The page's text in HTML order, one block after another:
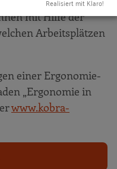
feststellen
Leistungsfähigkeit
planen und
mit Hilfe der
Arbeitsplätzen
einer Ergonomie-
„Ergonomie in
www.kobra-
Realisiert mit Klaro!